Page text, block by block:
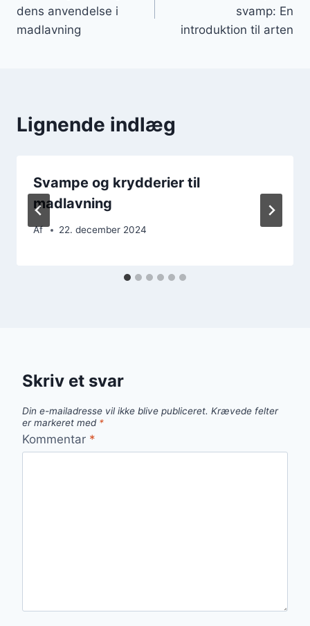
dens anvendelse i
madlavning
svamp: En
introduktion til arten
Lignende indlæg
Svampe og krydderier til
madlavning
Af 22. december 2024
Skriv et svar
Din e-mailadresse vil ikke blive publiceret. Krævede felter
er markeret med *
Kommentar *